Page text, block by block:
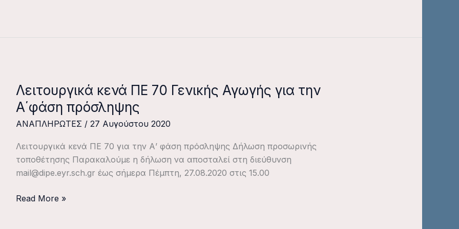
Λειτουργικά κενά ΠΕ 70 Γενικής Αγωγής για την
Α΄φάση πρόσληψης
ΑΝΑΠΛΗΡΩΤΕΣ / 27 Αυγούστου 2020
Λειτουργικά κενά ΠΕ 70 για την Α’ φάση πρόσληψης Δήλωση προσωρινής
τοποθέτησης Παρακαλούμε η δήλωση να αποσταλεί στη διεύθυνση
mail@dipe.eyr.sch.gr έως σήμερα Πέμπτη, 27.08.2020 στις 15.00
Λειτουργικά
κενά
ΠΕ
70
Γενικής
Αγωγής
Α΄φάση
Read More »